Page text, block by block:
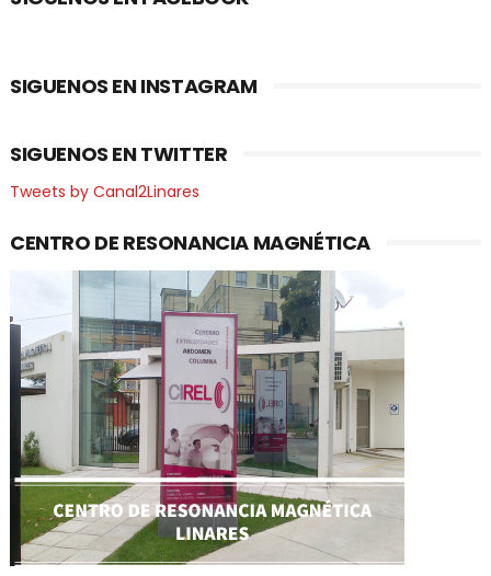
SIGUENOS EN INSTAGRAM
SIGUENOS EN TWITTER
Tweets by Canal2Linares
CENTRO DE RESONANCIA MAGNÉTICA